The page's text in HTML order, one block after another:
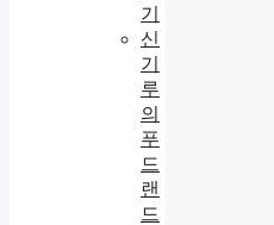
기
신
기
루
의
푸
드
랜
드